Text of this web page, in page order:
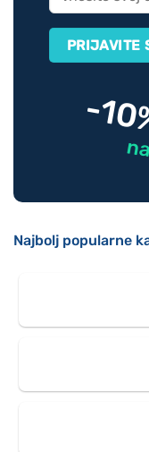
-
Najbolj popularne